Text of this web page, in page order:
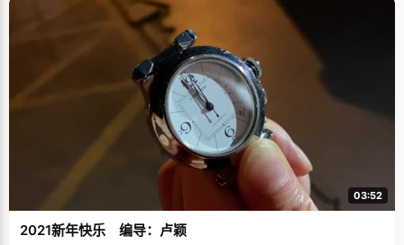
03:52
2021新年快乐 编导：卢颖